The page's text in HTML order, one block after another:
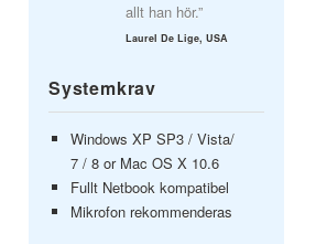
allt han hör.”
Laurel De Lige, USA
Systemkrav
Windows XP SP3 / Vista/
7 / 8 or Mac OS X 10.6
Fullt Netbook kompatibel
Mikrofon rekommenderas